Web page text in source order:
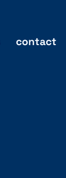
contact